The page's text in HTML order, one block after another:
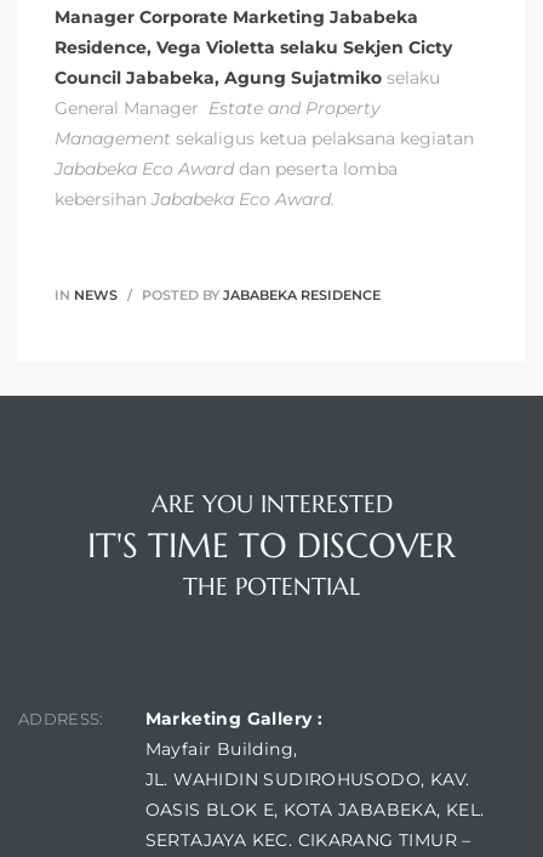
Manager Corporate Marketing Jababeka
Residence, Vega Violetta selaku Sekjen Cicty
Council Jababeka, Agung Sujatmiko selaku
General Manager Estate and Property
Management sekaligus ketua pelaksana kegiatan
Jababeka Eco Awarddan peserta lomba
kebersihanJababeka Eco Award.
IN NEWS POSTED BY JABABEKA RESIDENCE
ARE YOU INTERESTED
IT'S TIME TO DISCOVER
THE POTENTIAL
ADDRESS:
Marketing Gallery :
Mayfair Building,
JL. WAHIDIN SUDIROHUSODO, KAV.
OASIS BLOK E, KOTA JABABEKA, KEL.
SERTAJAYA KEC. CIKARANG TIMUR –